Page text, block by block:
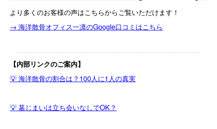
より多くのお客様の声はこちらからご覧いただけます！
→ 海洋散骨オフィス一凛のGoogle口コミはこちら
【内部リンクのご案内】
💡 海洋散骨の割合は？100人に1人の真実
💡 墓じまいは立ち会いなしでOK？